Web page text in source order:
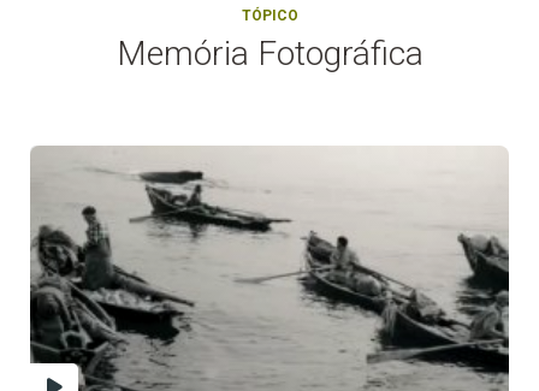
TÓPICO
Memória Fotográfica